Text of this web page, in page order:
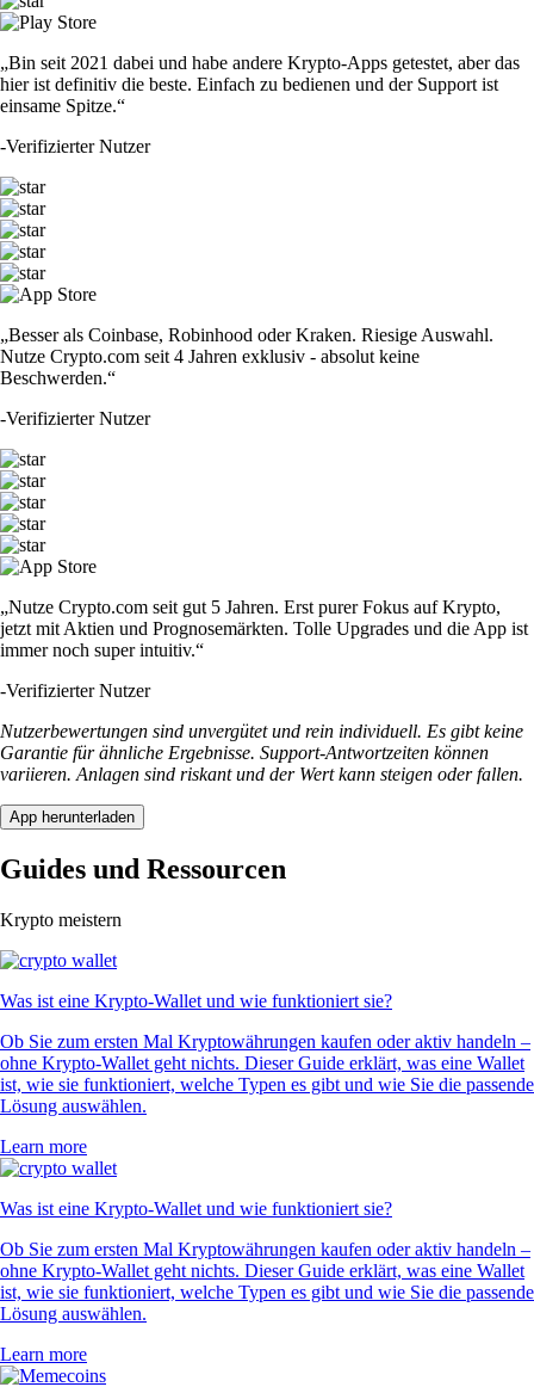
„Bin seit 2021 dabei und habe andere Krypto-Apps getestet, aber das
hier ist definitiv die beste. Einfach zu bedienen und der Support ist
einsame Spitze.“
-Verifizierter Nutzer
„Besser als Coinbase, Robinhood oder Kraken. Riesige Auswahl.
Nutze Crypto.com seit 4 Jahren exklusiv - absolut keine
Beschwerden.“
-Verifizierter Nutzer
„Nutze Crypto.com seit gut 5 Jahren. Erst purer Fokus auf Krypto,
jetzt mit Aktien und Prognosemärkten. Tolle Upgrades und die App ist
immer noch super intuitiv.“
-Verifizierter Nutzer
Nutzerbewertungen sind unvergütet und rein individuell. Es gibt keine
Garantie für ähnliche Ergebnisse. Support-Antwortzeiten können
variieren. Anlagen sind riskant und der Wert kann steigen oder fallen.
App herunterladen
Guides und Ressourcen
Krypto meistern
Was ist eine Krypto-Wallet und wie funktioniert sie?
Ob Sie zum ersten Mal Kryptowährungen kaufen oder aktiv handeln –
ohne Krypto-Wallet geht nichts. Dieser Guide erklärt, was eine Wallet
ist, wie sie funktioniert, welche Typen es gibt und wie Sie die passende
Lösung auswählen.
Learn more
Was ist eine Krypto-Wallet und wie funktioniert sie?
Ob Sie zum ersten Mal Kryptowährungen kaufen oder aktiv handeln –
ohne Krypto-Wallet geht nichts. Dieser Guide erklärt, was eine Wallet
ist, wie sie funktioniert, welche Typen es gibt und wie Sie die passende
Lösung auswählen.
Learn more